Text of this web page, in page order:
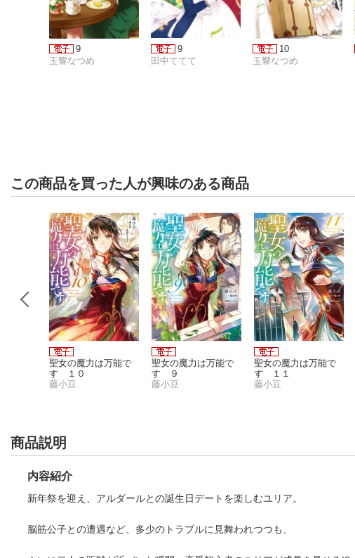
9
玉響なつめ
9
田中ててて
10
玉響なつめ
この商品を買った人が興味のある商品
聖女の魔力は万能で
す １０
藤小豆
聖女の魔力は万能で
す ９
藤小豆
聖女の魔力は万能で
す １１
藤小豆
商品説明
内容紹介
新年祭を迎え、アルダールとの誕生日デートを楽しむユリア。
脳筋公子との遭遇など、多少のトラブルに見舞われつつも、